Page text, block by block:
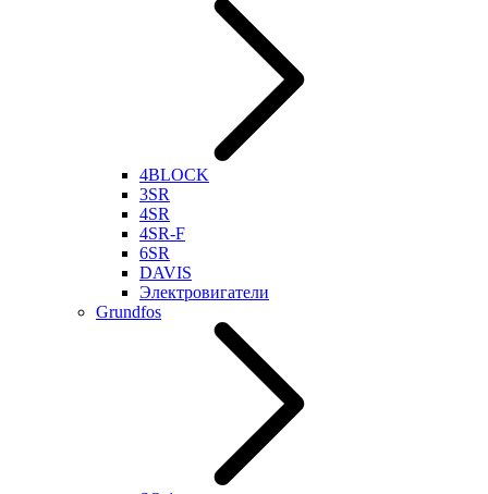
4BLOCK
3SR
4SR
4SR-F
6SR
DAVIS
Электровигатели
Grundfos